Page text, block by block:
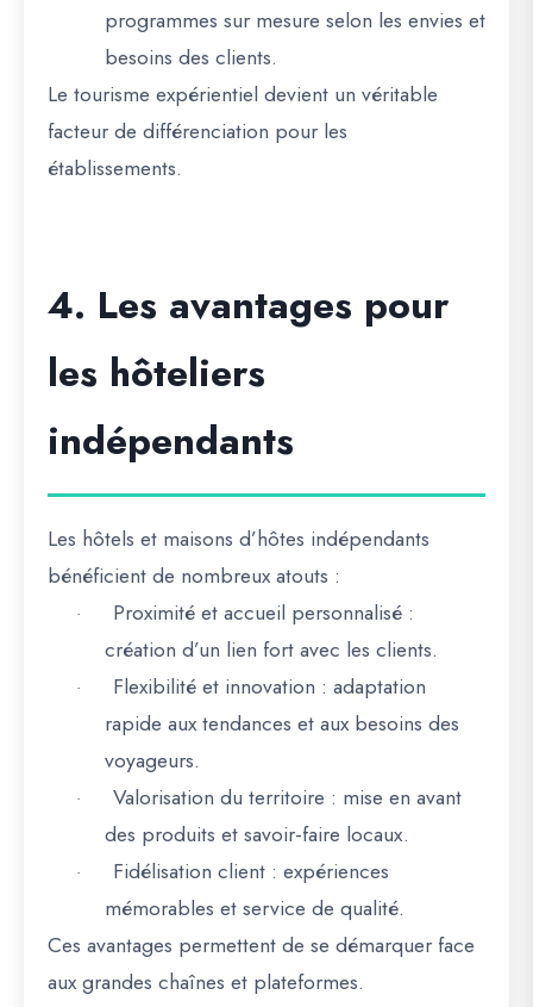
programmes sur mesure selon les envies et
besoins des clients.
Le tourisme expérientiel devient un véritable
facteur de différenciation pour les
établissements.
4. Les avantages pour
les hôteliers
indépendants
Les hôtels et maisons d’hôtes indépendants
bénéficient de nombreux atouts :
· Proximité et accueil personnalisé :
création d’un lien fort avec les clients.
· Flexibilité et innovation : adaptation
rapide aux tendances et aux besoins des
voyageurs.
· Valorisation du territoire : mise en avant
des produits et savoir-faire locaux.
· Fidélisation client : expériences
mémorables et service de qualité.
Ces avantages permettent de se démarquer face
aux grandes chaînes et plateformes.